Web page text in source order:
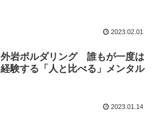
2023.02.01
外岩ボルダリング 誰もが一度は
経験する「人と比べる」メンタル
2023.01.14